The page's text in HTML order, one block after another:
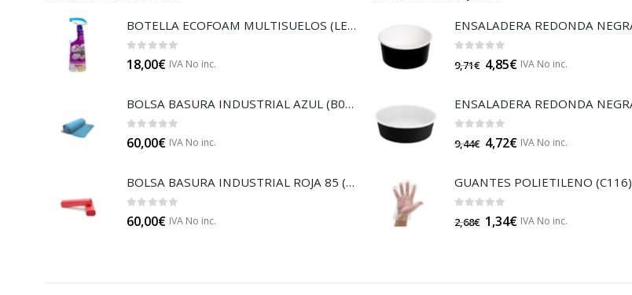
BOTELLA ECOFOAM MULTISUELOS (LECOF12)
0 out of 5
18,00€ IVA No inc.
BOLSA BASURA INDUSTRIAL AZUL (B014A)
0out of 5
60,00€ IVA No inc.
BOLSA BASURA INDUSTRIAL ROJA 85 (B014)
0out of 5
60,00€ IVA No inc.
out of 5
9,71€ 4,85€ IVA No inc.
out of 5
9,44€ 4,72€ IVA No inc.
GUANTES POLIETILENO (C116)
out of 5
2,68€ 1,34€ IVA No inc.